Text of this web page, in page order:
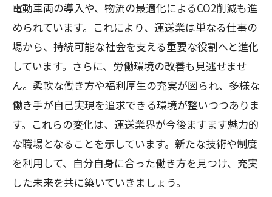
電動車両の導入や、物流の最適化によるCO2削減も進
められています。これにより、運送業は単なる仕事の
場から、持続可能な社会を支える重要な役割へと進化
しています。さらに、労働環境の改善も見逃せませ
ん。柔軟な働き方や福利厚生の充実が図られ、多様な
働き手が自己実現を追求できる環境が整いつつありま
す。これらの変化は、運送業界が今後ますます魅力的
な職場となることを示しています。新たな技術や制度
を利用して、自分自身に合った働き方を見つけ、充実
した未来を共に築いていきましょう。